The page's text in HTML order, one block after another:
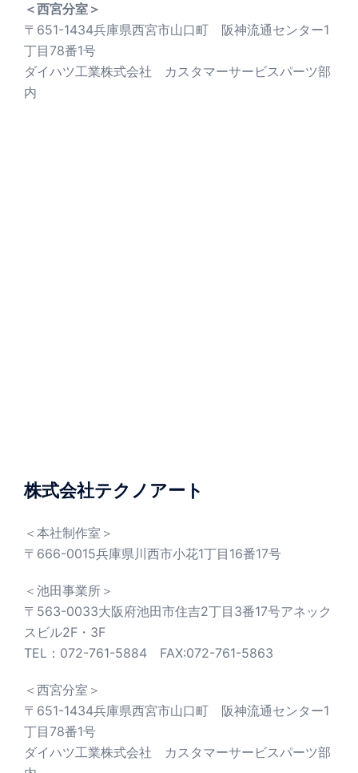
＜西宮分室＞
〒651-1434兵庫県西宮市山口町 阪神流通センター1
丁目78番1号
ダイハツ工業株式会社 カスタマーサービスパーツ部
内
株式会社テクノアート
＜本社制作室＞
〒666-0015兵庫県川西市小花1丁目16番17号
＜池田事業所＞
〒563-0033大阪府池田市住吉2丁目3番17号アネック
スビル2F・3F
TEL：072-761-5884 FAX:072-761-5863
＜西宮分室＞
〒651-1434兵庫県西宮市山口町 阪神流通センター1
丁目78番1号
ダイハツ工業株式会社 カスタマーサービスパーツ部